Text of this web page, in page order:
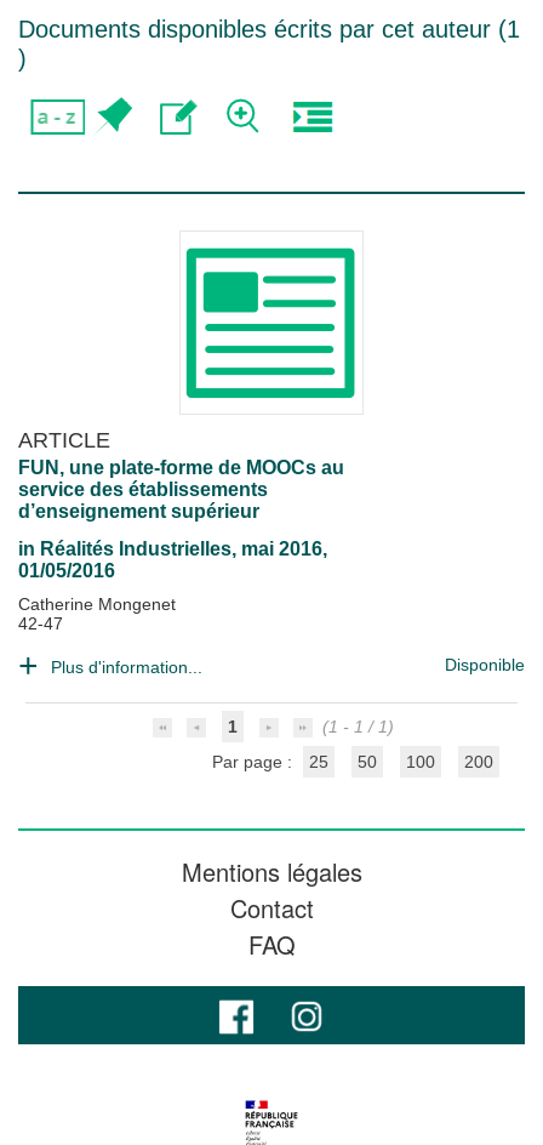
Documents disponibles écrits par cet auteur (1
)
ARTICLE
FUN, une plate-forme de MOOCs au
service des établissements
d’enseignement supérieur
in Réalités Industrielles, mai 2016,
01/05/2016
Catherine Mongenet
42-47
Plus d'information... Disponible
1
(1 - 1 / 1)
Par page :
25 50 100 200
Mentions légales
Contact
FAQ